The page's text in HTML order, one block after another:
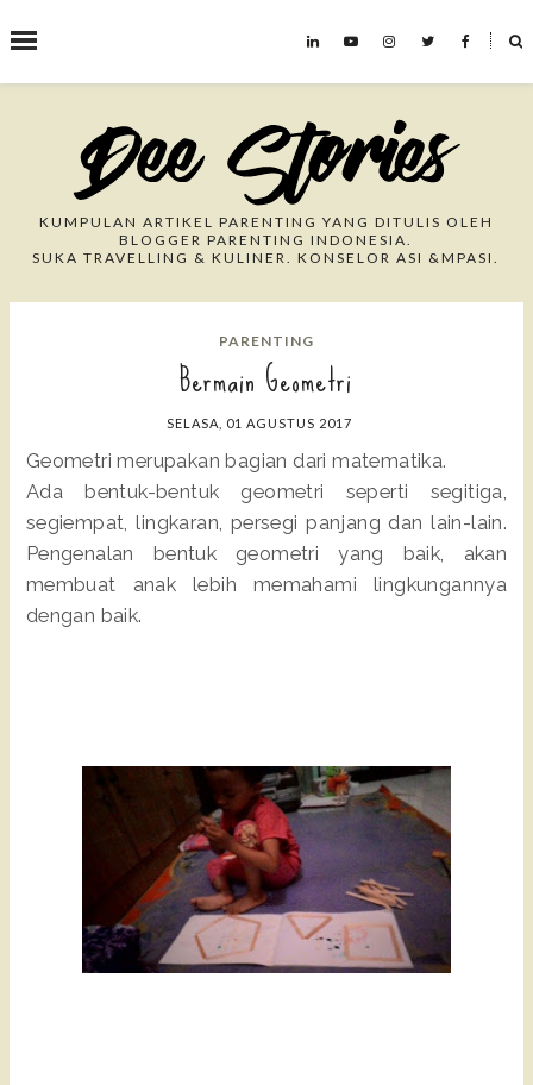
˟
Search This Blog
KUMPULAN ARTIKEL PARENTING YANG DITULIS OLEH
BLOGGER PARENTING INDONESIA.
SUKA TRAVELLING & KULINER. KONSELOR ASI &MPASI.
PARENTING
Bermain Geometri
SELASA, 01 AGUSTUS 2017
Geometri merupakan bagian dari matematika.
Ada bentuk-bentuk geometri seperti segitiga,
segiempat, lingkaran, persegi panjang dan lain-lain.
Pengenalan bentuk geometri yang baik, akan
membuat anak lebih memahami lingkungannya
dengan baik.